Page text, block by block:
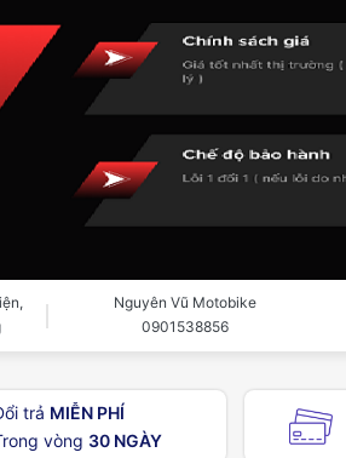
Nguyên Vũ Motobike
0901538856
trả MIỄN PHÍ
vòng 30 NGÀY